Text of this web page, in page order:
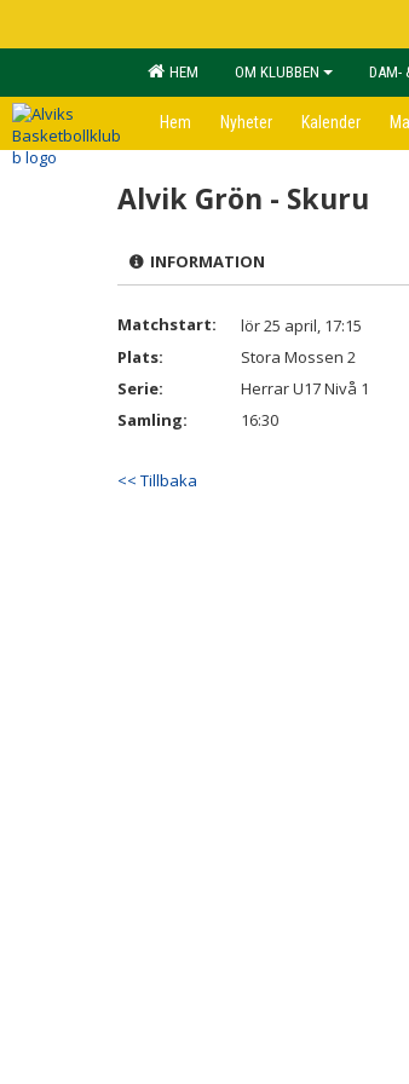
HEM OM KLUBBEN DAM-
Hem Nyheter Kalender
Alvik Grön - Skuru
INFORMATION
Matchstart:
lör 25 april, 17:15
Plats:
Stora Mossen 2
Serie:
Herrar U17 Nivå 1
Samling:
16:30
<< Tillbaka